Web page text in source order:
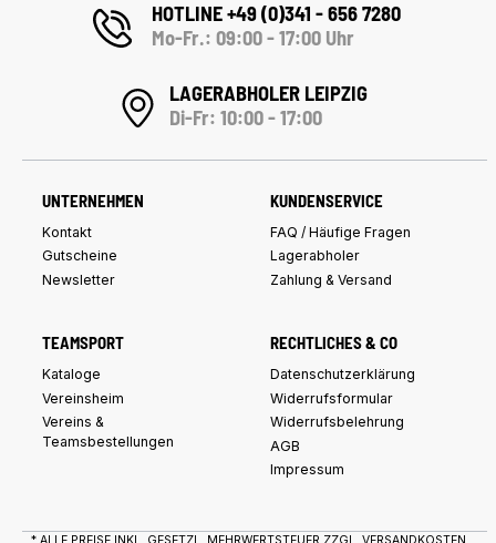
HOTLINE +49 (0)341 - 656 7280
Mo-Fr.: 09:00 - 17:00 Uhr
LAGERABHOLER LEIPZIG
Di-Fr: 10:00 - 17:00
UNTERNEHMEN
Kontakt
Gutscheine
Newsletter
KUNDENSERVICE
FAQ / Häufige Fragen
Lagerabholer
Zahlung & Versand
TEAMSPORT
Kataloge
Vereinsheim
Vereins &
Teamsbestellungen
RECHTLICHES & CO
Datenschutzerklärung
Widerrufsformular
Widerrufsbelehrung
AGB
Impressum